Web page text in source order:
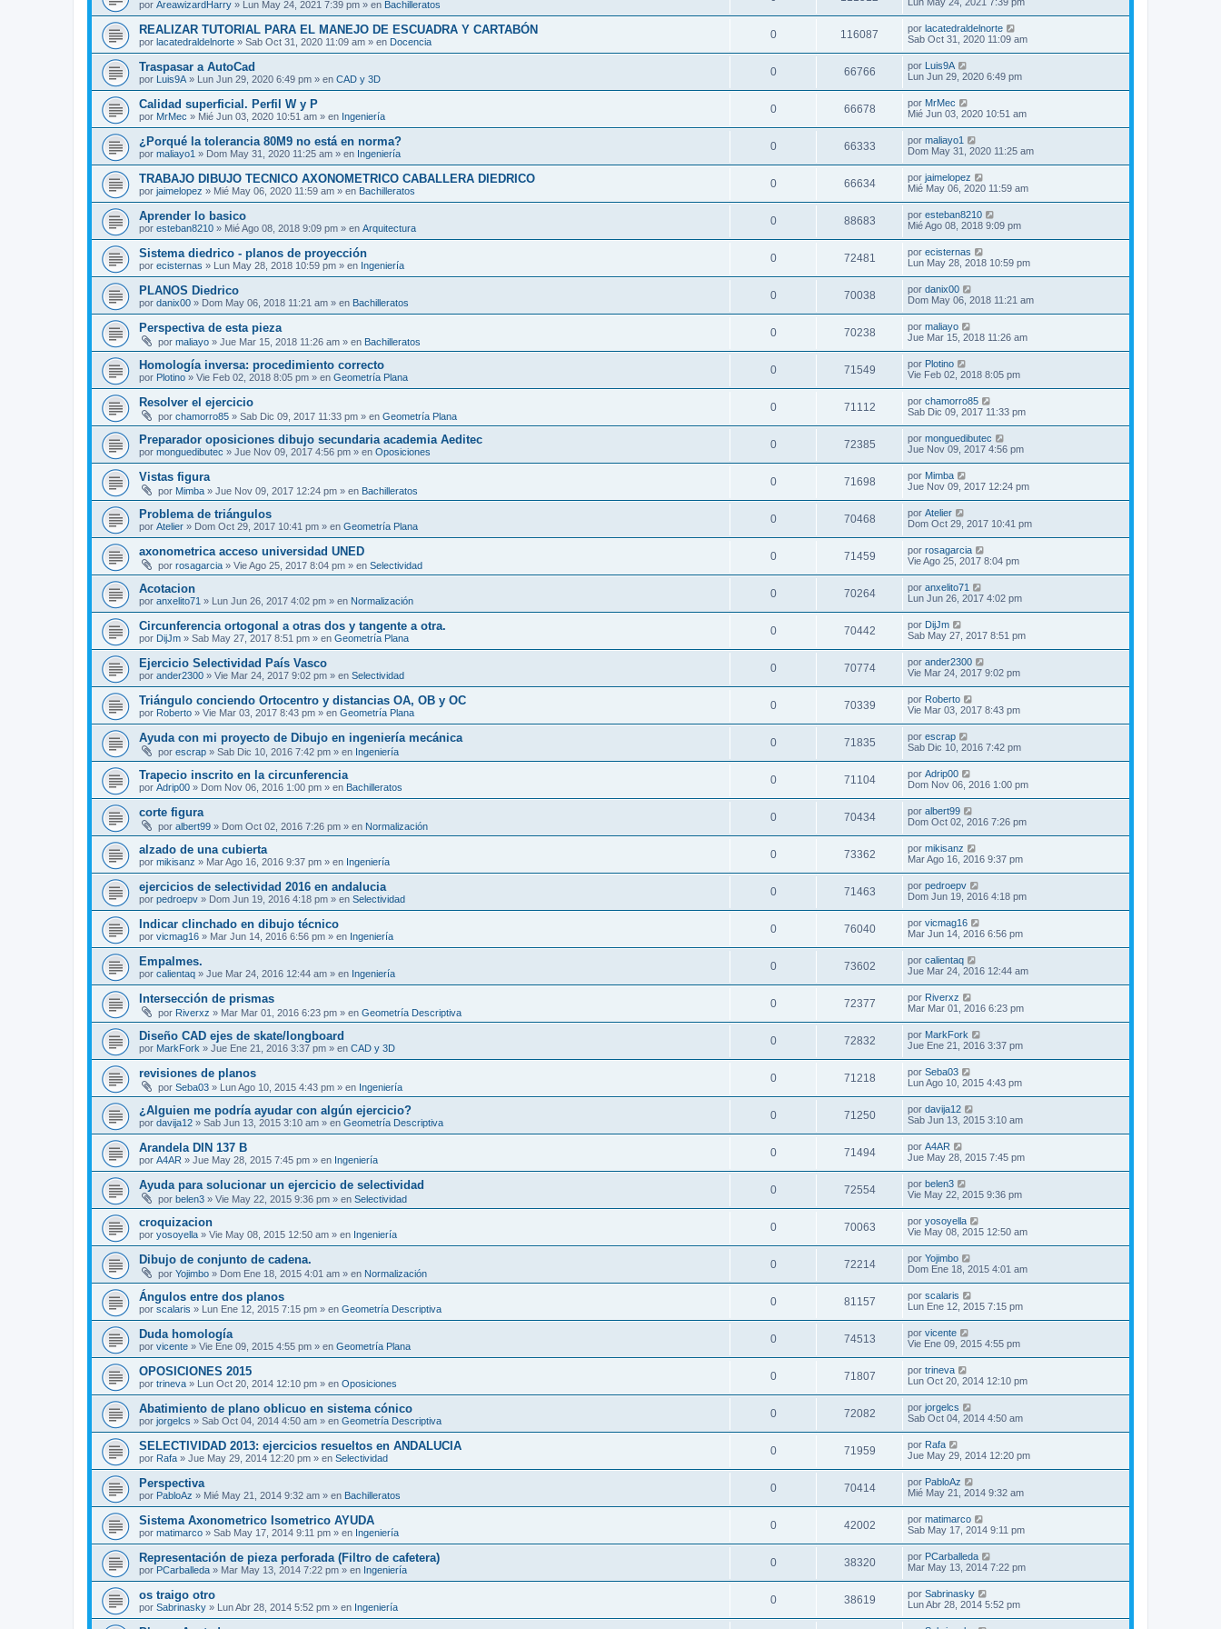
por AreawizardHarry » Lun May 24, 2021 7:39 pm » en Bachilleratos
REALIZAR TUTORIAL PARA EL MANEJO DE ESCUADRA Y CARTABÓN
por lacatedraldelnorte » Sab Oct 31, 2020 11:09 am » en Docencia
0 116087 por lacatedraldelnorte
Sab Oct 31, 2020 11:09 am
Traspasar a AutoCad
por Luis9A » Lun Jun 29, 2020 6:49 pm » en CAD y 3D
0 66766 por Luis9A
Lun Jun 29, 2020 6:49 pm
Calidad superficial. Perfil W y P
por MrMec » Mié Jun 03, 2020 10:51 am » en Ingeniería
0 66678 por MrMec
Mié Jun 03, 2020 10:51 am
¿Porqué la tolerancia 80M9 no está en norma?
por maliayo1 » Dom May 31, 2020 11:25 am » en Ingeniería
0 66333 por maliayo1
Dom May 31, 2020 11:25 am
TRABAJO DIBUJO TECNICO AXONOMETRICO CABALLERA DIEDRICO
por jaimelopez » Mié May 06, 2020 11:59 am » en Bachilleratos
0 66634 por jaimelopez
Mié May 06, 2020 11:59 am
Aprender lo basico
por esteban8210 » Mié Ago 08, 2018 9:09 pm » en Arquitectura
0 88683 por esteban8210
Mié Ago 08, 2018 9:09 pm
Sistema diedrico - planos de proyección
por ecisternas » Lun May 28, 2018 10:59 pm » en Ingeniería
0 72481 por ecisternas
Lun May 28, 2018 10:59 pm
PLANOS Diedrico
por danix00 » Dom May 06, 2018 11:21 am » en Bachilleratos
0 70038 por danix00
Dom May 06, 2018 11:21 am
Perspectiva de esta pieza
por maliayo » Jue Mar 15, 2018 11:26 am » en Bachilleratos
0 70238 por maliayo
Jue Mar 15, 2018 11:26 am
Homología inversa: procedimiento correcto
por Plotino » Vie Feb 02, 2018 8:05 pm » en Geometría Plana
0 71549 por Plotino
Vie Feb 02, 2018 8:05 pm
Resolver el ejercicio
por chamorro85 » Sab Dic 09, 2017 11:33 pm » en Geometría Plana
0 71112 por chamorro85
Sab Dic 09, 2017 11:33 pm
Preparador oposiciones dibujo secundaria academia Aeditec
por monguedibutec » Jue Nov 09, 2017 4:56 pm » en Oposiciones
0 72385 por monguedibutec
Jue Nov 09, 2017 4:56 pm
Vistas figura
por Mimba » Jue Nov 09, 2017 12:24 pm » en Bachilleratos
0 71698 por Mimba
Jue Nov 09, 2017 12:24 pm
Problema de triángulos
por Atelier » Dom Oct 29, 2017 10:41 pm » en Geometría Plana
0 70468 por Atelier
Dom Oct 29, 2017 10:41 pm
axonometrica acceso universidad UNED
por rosagarcia » Vie Ago 25, 2017 8:04 pm » en Selectividad
0 71459 por rosagarcia
Vie Ago 25, 2017 8:04 pm
Acotacion
por anxelito71 » Lun Jun 26, 2017 4:02 pm » en Normalización
0 70264 por anxelito71
Lun Jun 26, 2017 4:02 pm
Circunferencia ortogonal a otras dos y tangente a otra.
por DijJm » Sab May 27, 2017 8:51 pm » en Geometría Plana
0 70442 por DijJm
Sab May 27, 2017 8:51 pm
Ejercicio Selectividad País Vasco
por ander2300 » Vie Mar 24, 2017 9:02 pm » en Selectividad
0 70774 por ander2300
Vie Mar 24, 2017 9:02 pm
Triángulo conciendo Ortocentro y distancias OA, OB y OC
por Roberto » Vie Mar 03, 2017 8:43 pm » en Geometría Plana
0 70339 por Roberto
Vie Mar 03, 2017 8:43 pm
Ayuda con mi proyecto de Dibujo en ingeniería mecánica
por escrap » Sab Dic 10, 2016 7:42 pm » en Ingeniería
0 71835 por escrap
Sab Dic 10, 2016 7:42 pm
Trapecio inscrito en la circunferencia
por Adrip00 » Dom Nov 06, 2016 1:00 pm » en Bachilleratos
0 71104 por Adrip00
Dom Nov 06, 2016 1:00 pm
corte figura
por albert99 » Dom Oct 02, 2016 7:26 pm » en Normalización
0 70434 por albert99
Dom Oct 02, 2016 7:26 pm
alzado de una cubierta
por mikisanz » Mar Ago 16, 2016 9:37 pm » en Ingeniería
0 73362 por mikisanz
Mar Ago 16, 2016 9:37 pm
ejercicios de selectividad 2016 en andalucia
por pedroepv » Dom Jun 19, 2016 4:18 pm » en Selectividad
0 71463 por pedroepv
Dom Jun 19, 2016 4:18 pm
Indicar clinchado en dibujo técnico
por vicmag16 » Mar Jun 14, 2016 6:56 pm » en Ingeniería
0 76040 por vicmag16
Mar Jun 14, 2016 6:56 pm
Empalmes.
por calientaq » Jue Mar 24, 2016 12:44 am » en Ingeniería
0 73602 por calientaq
Jue Mar 24, 2016 12:44 am
Intersección de prismas
por Riverxz » Mar Mar 01, 2016 6:23 pm » en Geometría Descriptiva
0 72377 por Riverxz
Mar Mar 01, 2016 6:23 pm
Diseño CAD ejes de skate/longboard
por MarkFork » Jue Ene 21, 2016 3:37 pm » en CAD y 3D
0 72832 por MarkFork
Jue Ene 21, 2016 3:37 pm
revisiones de planos
por Seba03 » Lun Ago 10, 2015 4:43 pm » en Ingeniería
0 71218 por Seba03
Lun Ago 10, 2015 4:43 pm
¿Alguien me podría ayudar con algún ejercicio?
por davija12 » Sab Jun 13, 2015 3:10 am » en Geometría Descriptiva
0 71250 por davija12
Sab Jun 13, 2015 3:10 am
Arandela DIN 137 B
por A4AR » Jue May 28, 2015 7:45 pm » en Ingeniería
0 71494 por A4AR
Jue May 28, 2015 7:45 pm
Ayuda para solucionar un ejercicio de selectividad
por belen3 » Vie May 22, 2015 9:36 pm » en Selectividad
0 72554 por belen3
Vie May 22, 2015 9:36 pm
croquizacion
por yosoyella » Vie May 08, 2015 12:50 am » en Ingeniería
0 70063 por yosoyella
Vie May 08, 2015 12:50 am
Dibujo de conjunto de cadena.
por Yojimbo » Dom Ene 18, 2015 4:01 am » en Normalización
0 72214 por Yojimbo
Dom Ene 18, 2015 4:01 am
Ángulos entre dos planos
por scalaris » Lun Ene 12, 2015 7:15 pm » en Geometría Descriptiva
0 81157 por scalaris
Lun Ene 12, 2015 7:15 pm
Duda homología
por vicente » Vie Ene 09, 2015 4:55 pm » en Geometría Plana
0 74513 por vicente
Vie Ene 09, 2015 4:55 pm
OPOSICIONES 2015
por trineva » Lun Oct 20, 2014 12:10 pm » en Oposiciones
0 71807 por trineva
Lun Oct 20, 2014 12:10 pm
Abatimiento de plano oblicuo en sistema cónico
por jorgelcs » Sab Oct 04, 2014 4:50 am » en Geometría Descriptiva
0 72082 por jorgelcs
Sab Oct 04, 2014 4:50 am
SELECTIVIDAD 2013: ejercicios resueltos en ANDALUCIA
por Rafa » Jue May 29, 2014 12:20 pm » en Selectividad
0 71959 por Rafa
Jue May 29, 2014 12:20 pm
Perspectiva
por PabloAz » Mié May 21, 2014 9:32 am » en Bachilleratos
0 70414 por PabloAz
Mié May 21, 2014 9:32 am
Sistema Axonometrico Isometrico AYUDA
por matimarco » Sab May 17, 2014 9:11 pm » en Ingeniería
0 42002 por matimarco
Sab May 17, 2014 9:11 pm
Representación de pieza perforada (Filtro de cafetera)
por PCarballeda » Mar May 13, 2014 7:22 pm » en Ingeniería
0 38320 por PCarballeda
Mar May 13, 2014 7:22 pm
os traigo otro
por Sabrinasky » Lun Abr 28, 2014 5:52 pm » en Ingeniería
0 38619 por Sabrinasky
Lun Abr 28, 2014 5:52 pm